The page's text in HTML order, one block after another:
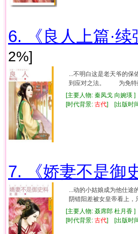
6. 《良人上篇·续
2%]
...不明白这是老天爷的
到应对之法。 为免特殊
[主要人物: 秦凤戈 向婉
[时代背景: 古代] [出版时
7. 《娇妻不是御
...动的小姑娘成为他仕
阴错阳差被女皇帝看上，
[主要人物: 聂席郎 杜月
[时代背景: 古代] [出版时